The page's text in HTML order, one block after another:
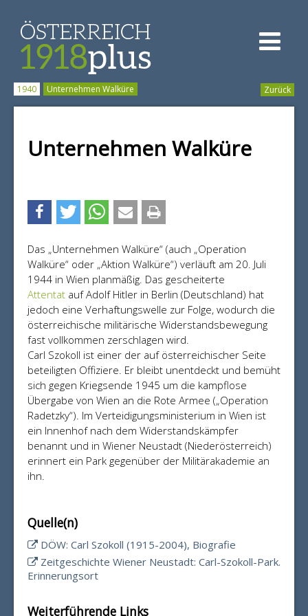
1940 Unternehmen Walküre
Unternehmen Walküre
Das „Unternehmen Walküre“ (auch „Operation
Walküre“ oder „Aktion Walküre“) verläuft am 20. Juli
1944 in Wien planmäßig. Das gescheiterte
Attentat auf Adolf Hitler in Berlin (Deutschland) hat
jedoch eine Verhaftungswelle zur Folge, wodurch die
österreichische militärische Widerstandsbewegung
fast vollkommen zerschlagen wird.
Carl Szokoll ist einer der auf österreichischer Seite
beteiligten Offiziere. Er bleibt unentdeckt und bemüht
sich gegen Kriegsende 1945 um die kampflose
Übergabe von Wien an die Rote Armee („Operation
Radetzky“). Im Verteidigungsministerium in Wien ist
ein Innenhof nach dem Widerstandskämpfer
benannt und in Wiener Neustadt (Niederösterreich)
erinnert ein Park gegenüber der Militärakademie an
ihn.
Quelle(n)
DÖW: Carl Szokoll (1915-2004), Biografie
Zeitgeschichte Wiener Neustadt: Carl-Szokoll-Park.
Erinnerungsort
Weiterführende Links
Zurück